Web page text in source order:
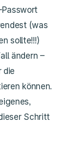
(was
sollte!!!)
ändern –
die
können.
Schritt